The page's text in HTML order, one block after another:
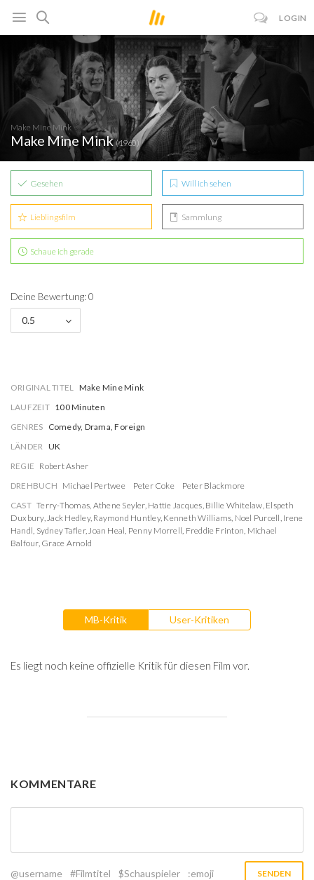
LOGIN
Make Mine Mink
Make Mine Mink(1960)
Gesehen Will ich sehen
Lieblingsfilm Sammlung
Schaue ich gerade
Deine Bewertung: 0
0.5
ORIGINAL TITEL Make Mine Mink
LAUFZEIT 100 Minuten
GENRES Comedy, Drama, Foreign
LÄNDER UK
REGIE Robert Asher
DREHBUCH Michael Pertwee Peter Coke
Peter Blackmore
CAST Terry-Thomas, Athene Seyler, Hattie Jacques, Billie Whitelaw, Elspeth
Duxbury,Jack Hedley, Raymond Huntley, Kenneth Williams, Noel Purcell, Irene
Handl, Sydney Tafler,Joan Heal, Penny Morrell, Freddie Frinton, Michael
Balfour, Grace Arnold
MB-Kritik User-Kritiken
Es liegt noch keine offizielle Kritik für diesen Film vor.
KOMMENTARE
@username #Filmtitel $Schauspieler :emoji